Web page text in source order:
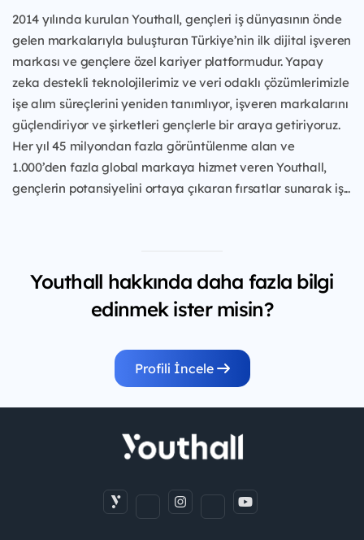
2014 yılında kurulan Youthall, gençleri iş dünyasının önde
gelen markalarıyla buluşturan Türkiye’nin ilk dijital işveren
markası ve gençlere özel kariyer platformudur. Yapay
zeka destekli teknolojilerimiz ve veri odaklı çözümlerimizle
işe alım süreçlerini yeniden tanımlıyor, işveren markalarını
güçlendiriyor ve şirketleri gençlerle bir araya getiriyoruz.
Her yıl 45 milyondan fazla görüntülenme alan ve
1.000’den fazla global markaya hizmet veren Youthall,
gençlerin potansiyelini ortaya çıkaran fırsatlar sunarak iş...
Youthall hakkında daha fazla bilgi
edinmek ister misin?
Profili İncele